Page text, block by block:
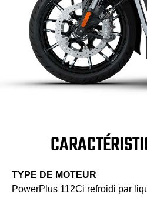
TYPE DE MOTEUR
PowerPlus 112Ci refroidi par